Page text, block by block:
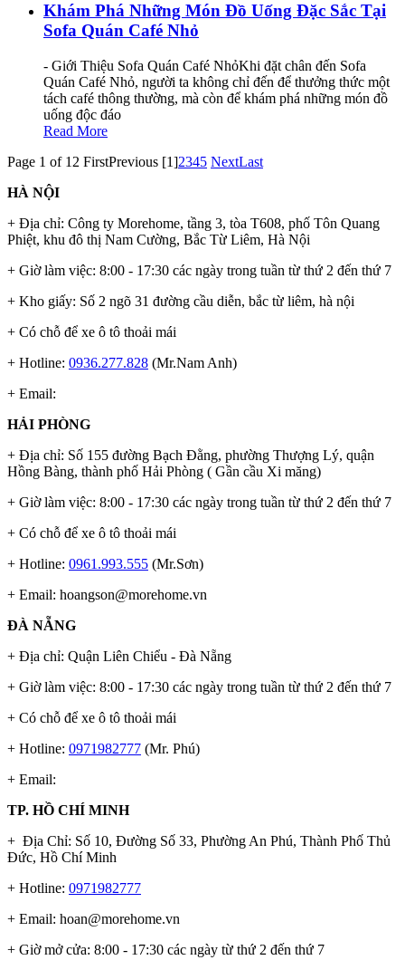
Khám Phá Những Món Đồ Uống Đặc Sắc Tại
Sofa Quán Café Nhỏ
- Giới Thiệu Sofa Quán Café NhỏKhi đặt chân đến Sofa
Quán Café Nhỏ, người ta không chỉ đến để thưởng thức một
tách café thông thường, mà còn để khám phá những món đồ
uống độc đáo
Read More
Page 1 of 12 FirstPrevious [1]2345 NextLast
HÀ NỘI
+ Địa chỉ: Công ty Morehome, tầng 3, tòa T608, phố Tôn Quang
Phiệt, khu đô thị Nam Cường, Bắc Từ Liêm, Hà Nội
+ Giờ làm việc: 8:00 - 17:30 các ngày trong tuần từ thứ 2 đến thứ 7
+ Kho giấy: Số 2 ngõ 31 đường cầu diễn, bắc từ liêm, hà nội
+ Có chỗ để xe ô tô thoải mái
+ Hotline: 0936.277.828 (Mr.Nam Anh)
+ Email:
HẢI PHÒNG
+ Địa chỉ: Số 155 đường Bạch Đằng, phường Thượng Lý, quận
Hồng Bàng, thành phố Hải Phòng ( Gần cầu Xi măng)
+ Giờ làm việc: 8:00 - 17:30 các ngày trong tuần từ thứ 2 đến thứ 7
+ Có chỗ để xe ô tô thoải mái
+ Hotline: 0961.993.555 (Mr.Sơn)
+ Email: hoangson@morehome.vn
ĐÀ NẴNG
+ Địa chỉ: Quận Liên Chiểu - Đà Nẵng
+ Giờ làm việc: 8:00 - 17:30 các ngày trong tuần từ thứ 2 đến thứ 7
+ Có chỗ để xe ô tô thoải mái
+ Hotline: 0971982777 (Mr. Phú)
+ Email:
TP. HỒ CHÍ MINH
+ Địa Chỉ: Số 10, Đường Số 33, Phường An Phú, Thành Phố Thủ
Đức, Hồ Chí Minh
+ Hotline: 0971982777
+ Email: hoan@morehome.vn
+ Giờ mở cửa: 8:00 - 17:30 các ngày từ thứ 2 đến thứ 7